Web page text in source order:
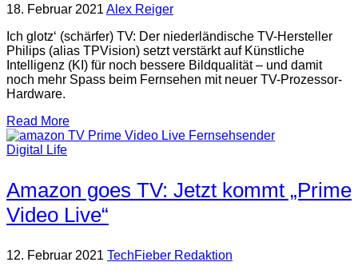
18. Februar 2021 Alex Reiger
Ich glotz‘ (schärfer) TV: Der niederländische TV-Hersteller
Philips (alias TPVision) setzt verstärkt auf Künstliche
Intelligenz (KI) für noch bessere Bildqualität – und damit
noch mehr Spass beim Fernsehen mit neuer TV-Prozessor-
Hardware.
Read More
Digital Life
Amazon goes TV: Jetzt kommt „Prime
Video Live“
12. Februar 2021 TechFieber Redaktion